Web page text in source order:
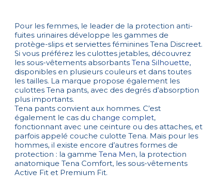
Pour les femmes, le leader de la protection anti-
fuites urinaires développe les gammes de
protège-slips et serviettes féminines Tena Discreet.
Si vous préférez les culottes jetables, découvrez
les sous-vêtements absorbants Tena Silhouette,
disponibles en plusieurs couleurs et dans toutes
les tailles. La marque propose également les
culottes Tena pants, avec des degrés d’absorption
plus importants.
Tena pants convient aux hommes. C’est
également le cas du change complet,
fonctionnant avec une ceinture ou des attaches, et
parfois appelé couche culotte Tena. Mais pour les
hommes, il existe encore d’autres formes de
protection : la gamme Tena Men, la protection
anatomique Tena Comfort, les sous-vêtements
Active Fit et Premium Fit.